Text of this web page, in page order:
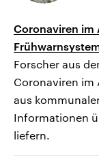
Coronaviren im
Forscher aus
Coronaviren im
aus
Informationen
liefern.